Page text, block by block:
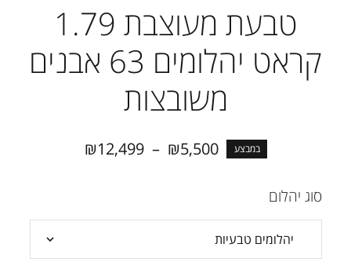
טבעת מעוצבת 1.79
קראט יהלומים 63 אבנים
משובצות
במבצע ₪5,500
–
₪12,499
סוג יהלום